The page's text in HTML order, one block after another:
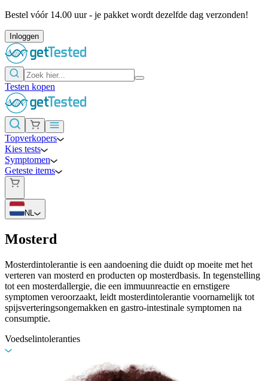
Bestel vóór 14.00 uur - je pakket wordt dezelfde dag verzonden!
Inloggen
Testen kopen
Topverkopers
Kies tests
Symptomen
Geteste items
NL
Mosterd
Mosterdintolerantie is een aandoening die duidt op moeite met het
verteren van mosterd en producten op mosterdbasis. In tegenstelling
tot een mosterdallergie, die een immuunreactie en ernstigere
symptomen veroorzaakt, leidt mosterdintolerantie voornamelijk tot
spijsverteringsongemakken en gastro-intestinale symptomen na
consumptie.
Voedselintoleranties